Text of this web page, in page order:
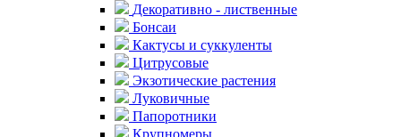
Декоративно - лиственные
Бонсаи
Кактусы и суккуленты
Цитрусовые
Экзотические растения
Луковичные
Папоротники
Крупномеры